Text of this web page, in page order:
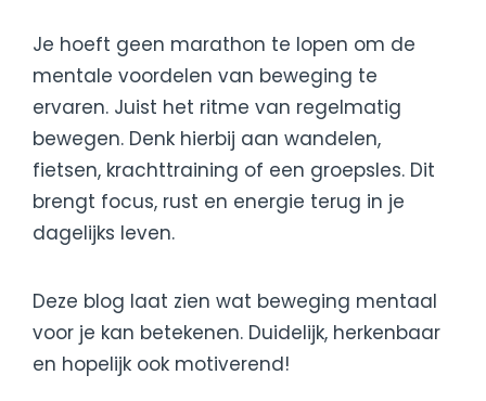
Je hoeft geen marathon te lopen om de
mentale voordelen van beweging te
ervaren. Juist het ritme van regelmatig
bewegen. Denk hierbij aan wandelen,
fietsen, krachttraining of een groepsles. Dit
brengt focus, rust en energie terug in je
dagelijks leven.
Deze blog laat zien wat beweging mentaal
voor je kan betekenen. Duidelijk, herkenbaar
en hopelijk ook motiverend!